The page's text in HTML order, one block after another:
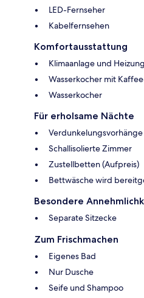
LED-Fernseher
Kabelfernsehen
Komfortausstattung
Klimaanlage und Heizung
Wasserkocher mit
Wasserkocher
Für erholsame Nächte
Verdunkelungsvorhänge
Schallisolierte Zimmer
Zustellbetten (Aufpreis)
Bettwäsche wird
Besondere
Separate Sitzecke
Zum Frischmachen
Eigenes Bad
Nur Dusche
Seife und Shampoo